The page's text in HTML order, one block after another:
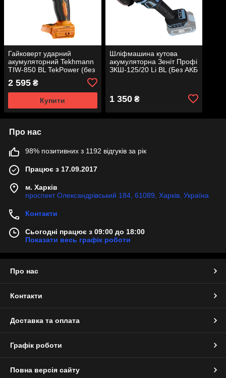
Гайковерт ударний
акумуляторний Tekhmann
TIW-850 BL TekPower (без
2 595 ₴
Купити
Шліфмашина кутова
акумуляторна Зеніт Профі
ЗКШ-125/20 Li BL (Без АКБ
1 350₴
Про нас
98% позитивних з 1192 відгуків за рік
Працює з 17.09.2017
м. Харків
проспект Олександрівський 184, 61089, Харків, Україна
Контакти
Сьогодні працює з 09:00 до 18:00
Показати весь графік роботи
Про нас
Контакти
Доставка та оплата
Графік роботи
Повна версія сайту